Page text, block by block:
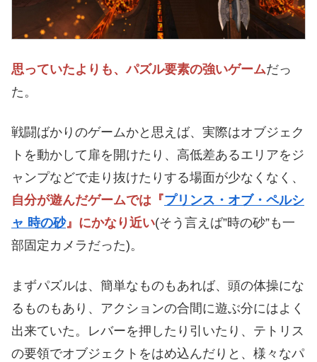
思っていたよりも、パズル要素の強いゲームだっ
た。
戦闘ばかりのゲームかと思えば、実際はオブジェク
トを動かして扉を開けたり、高低差あるエリアをジ
ャンプなどで走り抜けたりする場面が少なくなく、
自分が遊んだゲームでは『プリンス・オブ・ペルシ
ャ 時の砂』にかなり近い(そう言えば”時の砂”も一
部固定カメラだった)。
まずパズルは、簡単なものもあれば、頭の体操にな
るものもあり、アクションの合間に遊ぶ分にはよく
出来ていた。レバーを押したり引いたり、テトリス
の要領でオブジェクトをはめ込んだりと、様々なパ